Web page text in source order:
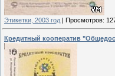
Этикетки, 2003 год | Просмотров:
Кредитный кооператив